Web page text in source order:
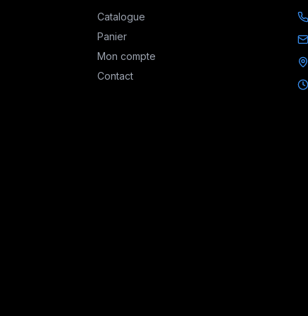
Catalogue
Panier
Mon compte
Contact